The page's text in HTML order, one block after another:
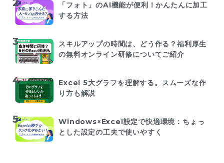
「フォト」のAI機能が便利！かんたんに加工
する方法
スキルアップの時間は、どう作る？福利厚生
の無料オンライン研修についてご紹介
Excel 5大グラフを理解する。スムーズな作
り方も解説
Windows×Excel設定で快適環境：ちょっ
とした設定の工夫で使いやすく